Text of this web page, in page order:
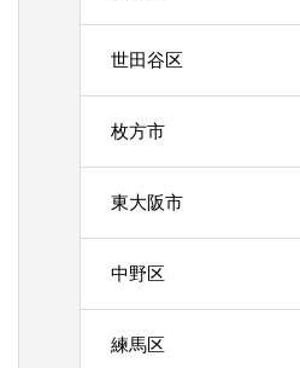
世田谷区
枚方市
東大阪市
中野区
練馬区